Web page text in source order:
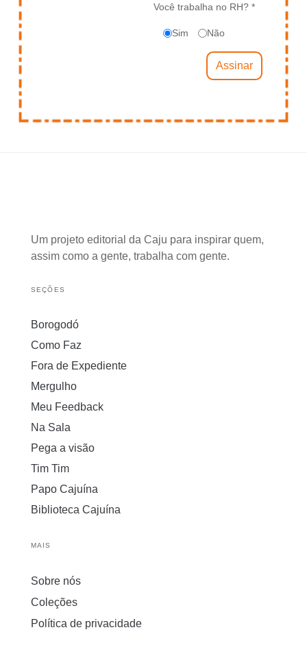
Você trabalha no RH? *
Sim Não
Um projeto editorial da Caju para inspirar quem,
assim como a gente, trabalha com gente.
SEÇÕES
Borogodó
Como Faz
Fora de Expediente
Mergulho
Meu Feedback
Na Sala
Pega a visão
Tim Tim
Papo Cajuína
Biblioteca Cajuína
MAIS
Sobre nós
Coleções
Política de privacidade